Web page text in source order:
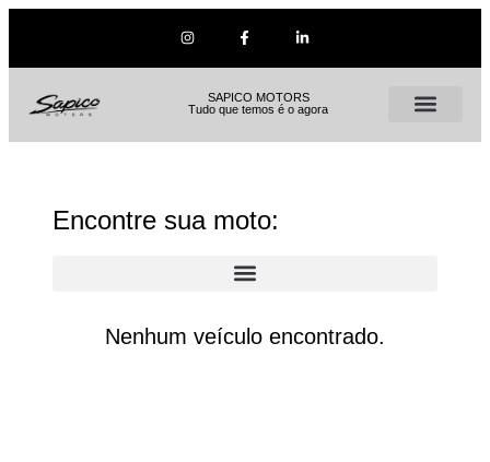
SAPICO MOTORS
Tudo que temos é o agora
Encontre sua moto:
Nenhum veículo encontrado.